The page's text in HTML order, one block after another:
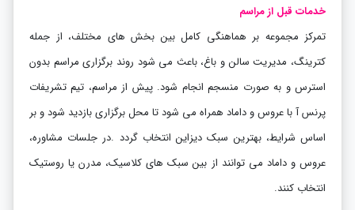
خدمات قبل از مراسم
تمرکز مجموعه بر هماهنگی کامل بین بخش های مختلف، از جمله
کترینگ، مدیریت سالن و باغ، باعث می شود روند برگزاری مراسم بدون
استرس و به صورت منسجم انجام شود. پیش از مراسم، تیم تشریفات
پرنس آ با عروس و داماد همراه می شود تا محل برگزاری بازدید شود و بر
اساس شرایط، بهترین سبک دیزاین انتخاب گردد .در جلسات مشاوره،
عروس و داماد می توانند از بین سبک های کلاسیک، مدرن یا روستیک
انتخاب کنند.